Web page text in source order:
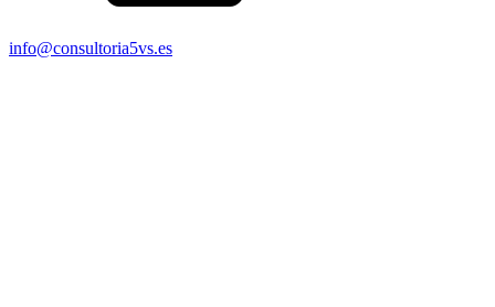
info@consultoria5vs.es